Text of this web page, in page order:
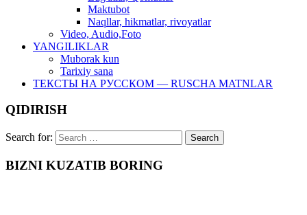
Maktubot
Naqllar, hikmatlar, rivoyatlar
Video, Audio,Foto
YANGILIKLAR
Muborak kun
Tarixiy sana
ТЕКСТЫ НА РУССКОМ — RUSCHA MATNLAR
QIDIRISH
Search for:
BIZNI KUZATIB BORING